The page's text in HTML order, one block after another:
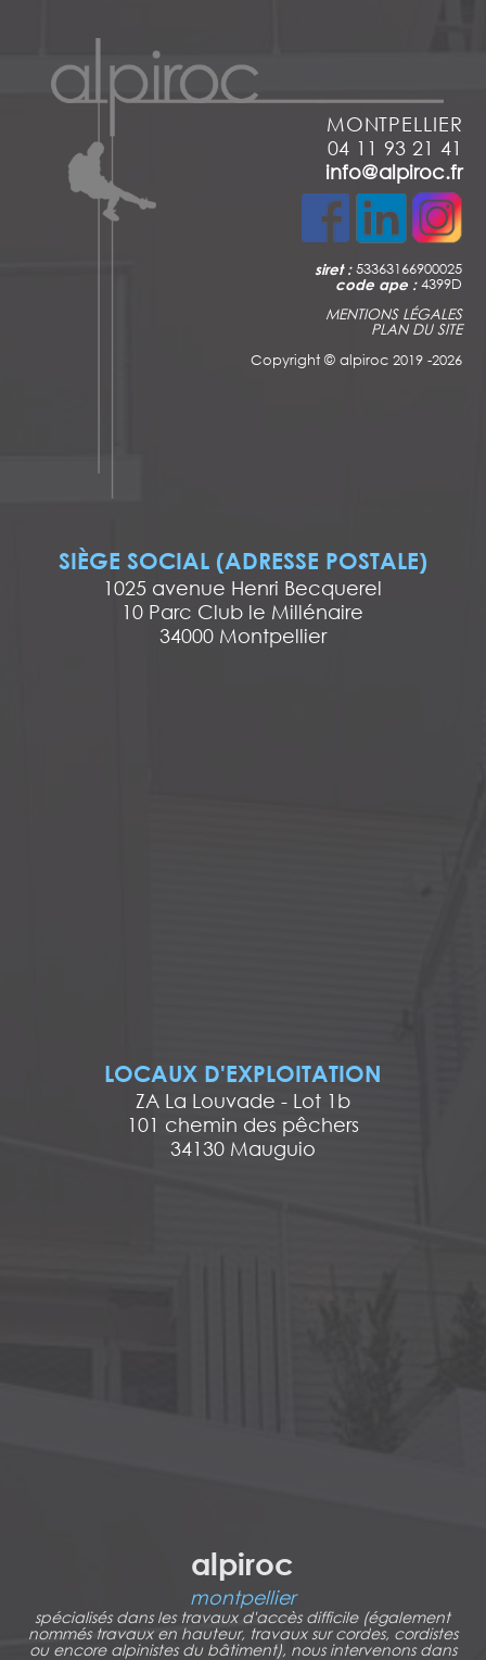
MONTPELLIER
04 11 93 21 41
info@alpiroc.fr
siret :53363166900025
code ape :4399D
MENTIONS LÉGALES
PLAN DU SITE
Copyright ©alpiroc 2019 -2026
SIÈGE SOCIAL (ADRESSE POSTALE)
1025 avenue Henri Becquerel
10 Parc Club le Millénaire
34000 Montpellier
LOCAUX D'EXPLOITATION
ZA La Louvade - Lot 1b
101 chemin des pêchers
34130 Mauguio
alpiroc
montpellier
spécialisés dans les travaux d'accès difficile (également
nommés travaux en hauteur, travaux sur cordes, cordistes
ou encore alpinistes du bâtiment), nous intervenons dans